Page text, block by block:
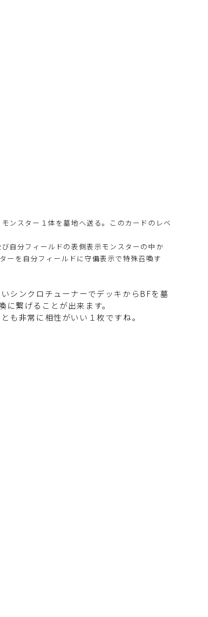
ンスター１体を墓地へ送る。このカードのレベ
自分フィールドの表側表示モンスターの中か
ーを自分フィールドに守備表示で特殊召喚す
シンクロチューナーでデッキからBFを墓
繋げることが出来ます。
も非常に相性がいい１枚ですね。